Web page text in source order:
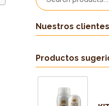
for:
Nuestros
Productos